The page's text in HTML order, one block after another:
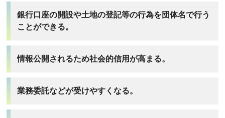
銀行口座の開設や土地の登記等の行為を団体名で行う
ことができる。
情報公開されるため社会的信用が高まる。
業務委託などが受けやすくなる。